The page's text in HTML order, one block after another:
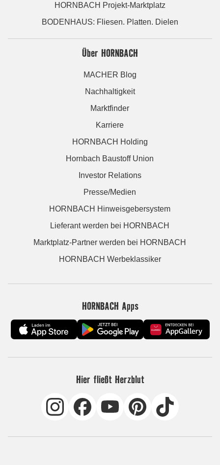
HORNBACH Projekt-Marktplatz
BODENHAUS: Fliesen. Platten. Dielen
Über HORNBACH
MACHER Blog
Nachhaltigkeit
Marktfinder
Karriere
HORNBACH Holding
Hornbach Baustoff Union
Investor Relations
Presse/Medien
HORNBACH Hinweisgebersystem
Lieferant werden bei HORNBACH
Marktplatz-Partner werden bei HORNBACH
HORNBACH Werbeklassiker
HORNBACH Apps
Hier fließt Herzblut